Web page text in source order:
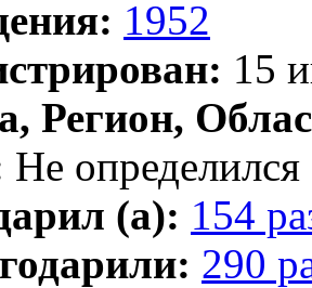
1952
15
Регион,
Не определился
(а): 154
290